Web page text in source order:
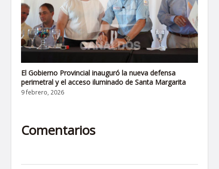
El Gobierno Provincial inauguró la nueva defensa
perimetral y el acceso iluminado de Santa Margarita
9 febrero, 2026
Comentarios